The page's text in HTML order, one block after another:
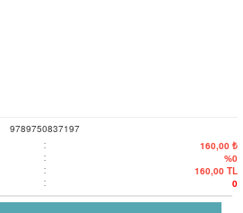
9789750837197
: 160,00 ₺
: %0
: 160,00 TL
: 0